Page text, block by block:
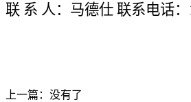
联 系 人： 马德仕 联系电话：
上一篇：没有了